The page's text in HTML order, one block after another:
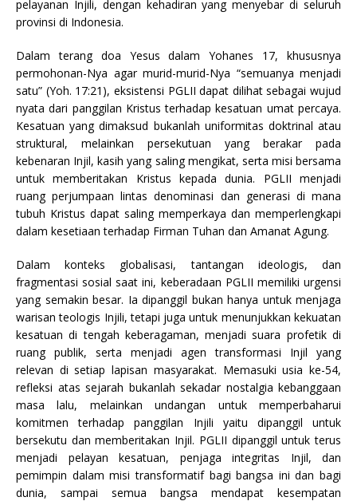
pelayanan Injili, dengan kehadiran yang menyebar di seluruh
provinsi di Indonesia.
Dalam terang doa Yesus dalam Yohanes 17, khususnya
permohonan-Nya agar murid-murid-Nya “semuanya menjadi
satu” (Yoh. 17:21), eksistensi PGLII dapat dilihat sebagai wujud
nyata dari panggilan Kristus terhadap kesatuan umat percaya.
Kesatuan yang dimaksud bukanlah uniformitas doktrinal atau
struktural, melainkan persekutuan yang berakar pada
kebenaran Injil, kasih yang saling mengikat, serta misi bersama
untuk memberitakan Kristus kepada dunia. PGLII menjadi
ruang perjumpaan lintas denominasi dan generasi di mana
tubuh Kristus dapat saling memperkaya dan memperlengkapi
dalam kesetiaan terhadap Firman Tuhan dan Amanat Agung.
Dalam konteks globalisasi, tantangan ideologis, dan
fragmentasi sosial saat ini, keberadaan PGLII memiliki urgensi
yang semakin besar. Ia dipanggil bukan hanya untuk menjaga
warisan teologis Injili, tetapi juga untuk menunjukkan kekuatan
kesatuan di tengah keberagaman, menjadi suara profetik di
ruang publik, serta menjadi agen transformasi Injil yang
relevan di setiap lapisan masyarakat. Memasuki usia ke-54,
refleksi atas sejarah bukanlah sekadar nostalgia kebanggaan
masa lalu, melainkan undangan untuk memperbaharui
komitmen terhadap panggilan Injili yaitu dipanggil untuk
bersekutu dan memberitakan Injil. PGLII dipanggil untuk terus
menjadi pelayan kesatuan, penjaga integritas Injil, dan
pemimpin dalam misi transformatif bagi bangsa ini dan bagi
dunia, sampai semua bangsa mendapat kesempatan